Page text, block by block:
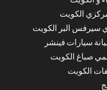
الكويت
سيرفس البر الكويت
سيارات فينشر
صباغ الكويت
الكويت